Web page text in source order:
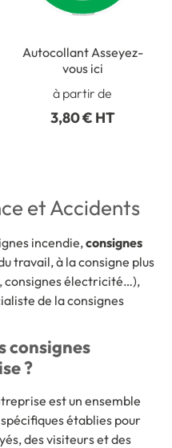
Autocollant Asseyez-
vous ici
à partir de
3,80 € HT
et Accidents
incendie,consignes
travail, à la consigne plus
consignes électricité…),
de la consignes
consignes
?
est un ensemble
établies pour
des visiteurs et des